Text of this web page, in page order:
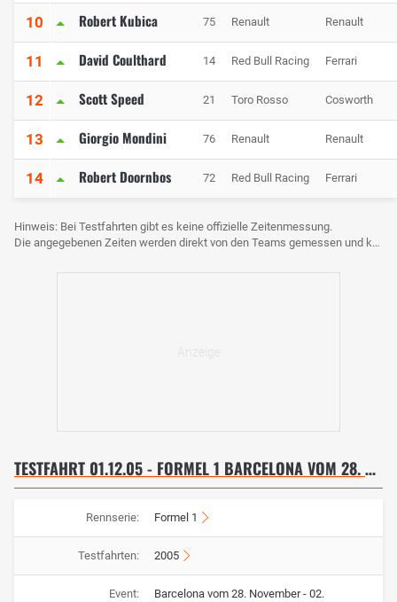
10 Robert Kubica 75 Renault Renault
11 David Coulthard 14 Red Bull Racing Ferrari
12 Scott Speed 21 Toro Rosso Cosworth
13 Giorgio Mondini 76 Renault Renault
14 Robert Doornbos 72 Red Bull Racing Ferrari
Hinweis: Bei Testfahrten gibt es keine offizielle Zeitenmessung.
Die angegebenen Zeiten werden direkt von den Teams gemessen und können voneinander abweichen.
TESTFAHRT 01.12.05 - FORMEL 1 BARCELONA VOM 28. NOVEMBER - 02. DEZEMBER
Rennserie: Formel 1
Testfahrten: 2005
Event:
Barcelona vom 28. November - 02.